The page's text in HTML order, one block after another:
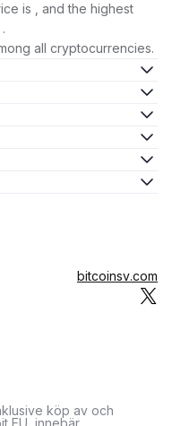
is , and the highest
all cryptocurrencies.
bitcoinsv.com
köp av och
EU, innebär